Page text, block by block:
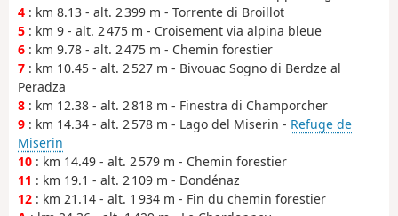
4 : km 8.13 - alt. 2 399 m - Torrente di Broillot
5 : km 9 - alt. 2 475 m - Croisement via alpina bleue
6 : km 9.78 - alt. 2 475 m - Chemin forestier
7 : km 10.45 - alt. 2 527 m - Bivouac Sogno di Berdze al
Peradza
8 : km 12.38 - alt. 2 818 m - Finestra di Champorcher
9 : km 14.34 - alt. 2 578 m - Lago del Miserin - Refuge de
Miserin
10 : km 14.49 - alt. 2 579 m - Chemin forestier
11 : km 19.1 - alt. 2 109 m - Dondénaz
12 : km 21.14 - alt. 1 934 m - Fin du chemin forestier